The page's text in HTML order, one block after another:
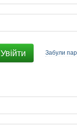
Увійти Забули